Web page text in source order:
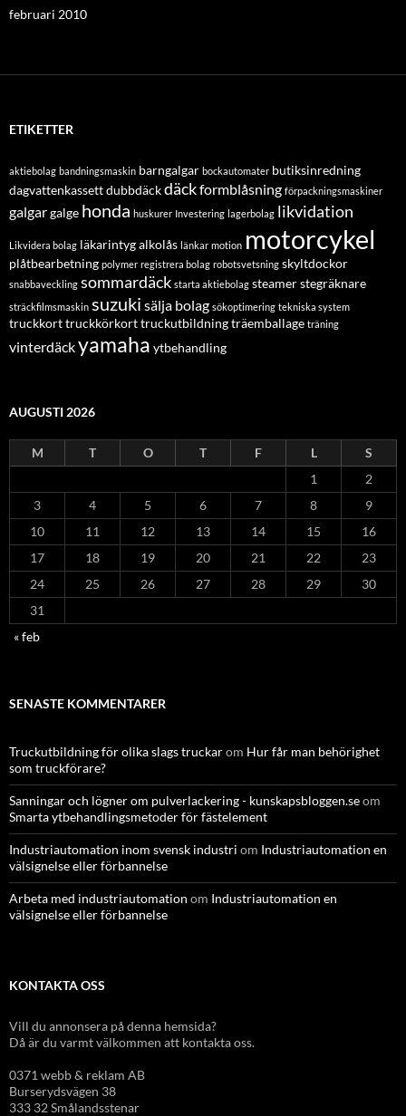
februari 2010
ETIKETTER
aktiebolag bandningsmaskin barngalgar bockautomater butiksinredning
dagvattenkassettdubbdäckdäckformblåsning förpackningsmaskiner
galgargalge honda huskurer Investering lagerbolag likvidation
Likvidera bolag läkarintyg alkolås länkar motion motorcykel
plåtbearbetning polymer registrera bolag robotsvetsning skyltdockor
snabbaveckling sommardäck starta aktiebolag steamerstegräknare
sträckfilmsmaskin suzuki sälja bolag sökoptimering tekniska system
truckkorttruckkörkorttruckutbildningträemballage träning
vinterdäckyamaha ytbehandling
AUGUSTI 2026
M T O T F L
S
1
2
3
4 5 6 7 8
9
10
11 12 13 14 15
16
17
18 19 20 21 22
23
24
25 26 27 28 29
30
31
« feb
SENASTE KOMMENTARER
Truckutbildning för olika slags truckarom Hur får man behörighet
som truckförare?
Sanningar och lögner om pulverlackering - kunskapsbloggen.seom
Smarta ytbehandlingsmetoder för fästelement
Industriautomation inom svensk industri om Industriautomation en
välsignelse eller förbannelse
Arbeta med industriautomation om Industriautomation en
välsignelse eller förbannelse
KONTAKTA OSS
Vill du annonsera på denna hemsida?
Då är du varmt välkommen att kontakta oss.
0371 webb & reklam AB
Burserydsvägen 38
333 32 Smålandsstenar